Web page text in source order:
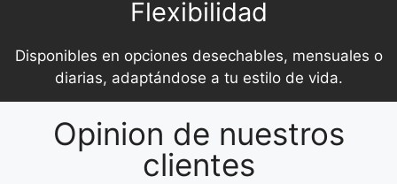
Flexibilidad
Disponibles en opciones desechables, mensuales o
diarias, adaptándose a tu estilo de vida.
Opinion de nuestros
clientes